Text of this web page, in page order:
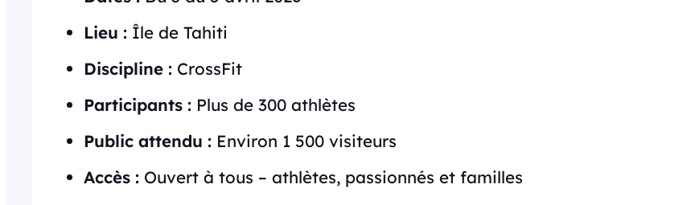
Lieu : Île de Tahiti
Discipline : CrossFit
Participants : Plus de 300 athlètes
Public attendu : Environ 1 500 visiteurs
Accès : Ouvert à tous – athlètes, passionnés et familles